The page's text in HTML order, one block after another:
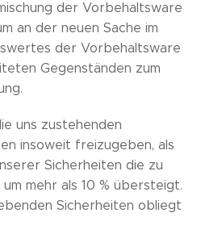
der Vorbehaltsware
an der neuen Sache im
der Vorbehaltsware
Gegenständen zum
uns zustehenden
insoweit freizugeben, als
Sicherheiten die zu
mehr als 10 % übersteigt.
Sicherheiten obliegt